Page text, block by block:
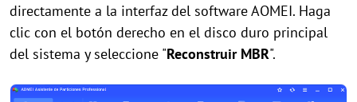
directamente a la interfaz del software AOMEI. Haga
clic con el botón derecho en el disco duro principal
del sistema y seleccione "Reconstruir MBR".